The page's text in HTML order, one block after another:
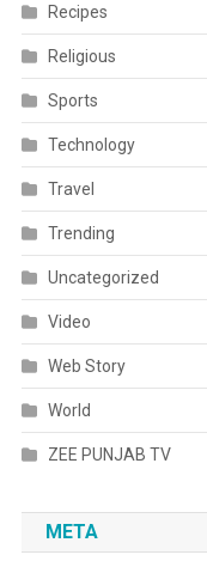
Recipes
Religious
Sports
Technology
Travel
Trending
Uncategorized
Video
Web Story
World
ZEE PUNJAB TV
META